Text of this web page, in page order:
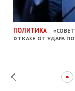
ПОЛИТИКА
ОТКАЗЕ ОТ УДАРА ПО